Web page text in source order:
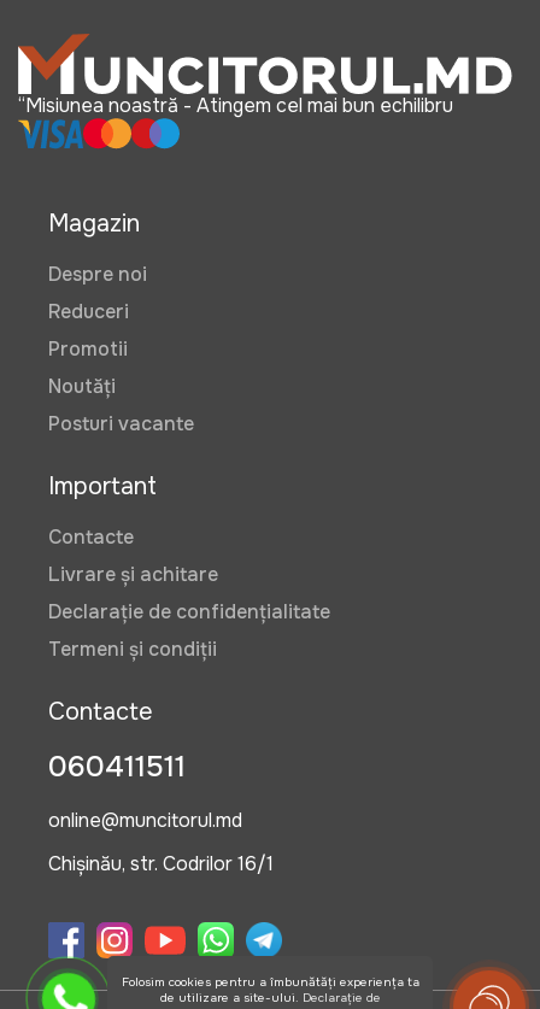
“Misiunea noastră - Atingem cel mai bun echilibru
Magazin
Despre noi
Reduceri
Promotii
Noutăți
Posturi vacante
Important
Contacte
Livrare și achitare
Declarație de confidențialitate
Termeni și condiții
Contacte
060411511
online@muncitorul.md
Chișinău, str. Codrilor 16/1
Folosim cookies pentru a îmbunătăți experiența ta
de utilizare a site-ului. Declarație de